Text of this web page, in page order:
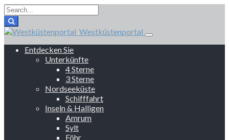
Westküstenportal
Entdecken Sie
Unterkünfte
4 Sterne
3 Sterne
Nordseeküste
Schifffahrt
Inseln & Halligen
Amrum
Sylt
Föhr